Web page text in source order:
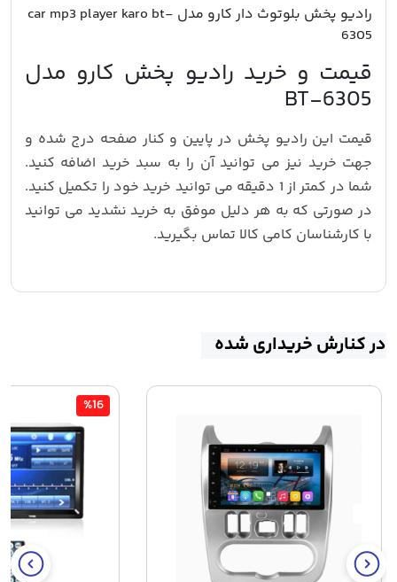
رادیو پخش بلوتوث دار کارو مدل car mp3 player karo bt-
6305
قیمت و خرید رادیو پخش کارو مدل
BT-6305
قیمت این رادیو پخش در پایین و کنار صفحه درج شده و
جهت خرید نیز می توانید آن را به سبد خرید اضافه کنید.
شما در کمتر از 1 دقیقه می توانید خرید خود را تکمیل کنید.
در صورتی که به هر دلیل موفق به خرید نشدید می توانید
با کارشناسان کامی کالا تماس بگیرید.
در کنارش خریداری شده
%16